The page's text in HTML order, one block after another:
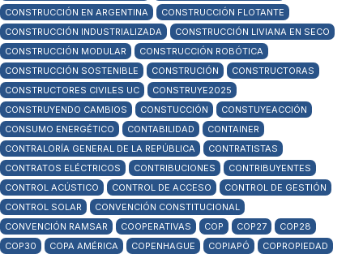
CONSTRUCCIÓN EN ARGENTINA
CONSTRUCCIÓN FLOTANTE
CONSTRUCCIÓN INDUSTRIALIZADA
CONSTRUCCIÓN LIVIANA EN SECO
CONSTRUCCIÓN MODULAR
CONSTRUCCIÓN ROBÓTICA
CONSTRUCCIÓN SOSTENIBLE
CONSTRUCIÓN
CONSTRUCTORAS
CONSTRUCTORES CIVILES UC
CONSTRUYE2025
CONSTRUYENDO CAMBIOS
CONSTUCCIÓN
CONSTUYEACCIÓN
CONSUMO ENERGÉTICO
CONTABILIDAD
CONTAINER
CONTRALORÍA GENERAL DE LA REPÚBLICA
CONTRATISTAS
CONTRATOS ELÉCTRICOS
CONTRIBUCIONES
CONTRIBUYENTES
CONTROL ACÚSTICO
CONTROL DE ACCESO
CONTROL DE GESTIÓN
CONTROL SOLAR
CONVENCIÓN CONSTITUCIONAL
CONVENCIÓN RAMSAR
COOPERATIVAS COP COP27
COP28
COP30
COPA AMÉRICA COPENHAGUE COPIAPÓ
COPROPIEDAD